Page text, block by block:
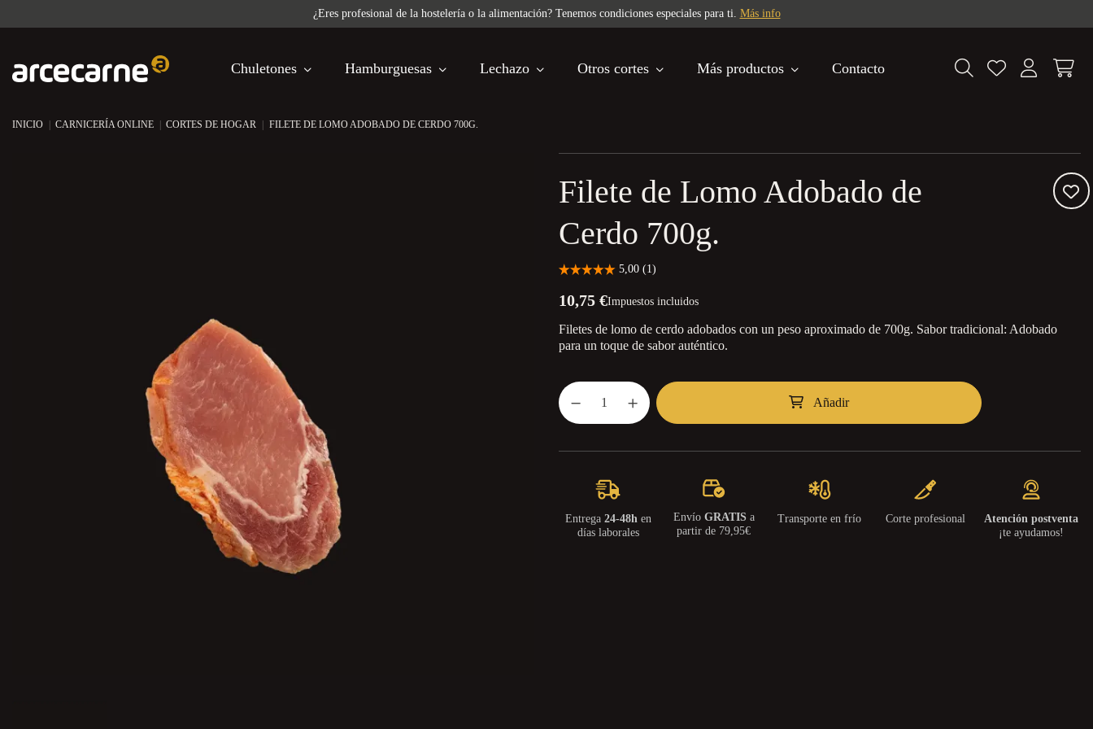
¿Eres profesional de la hostelería o la alimentación? Tenemos condiciones especiales para ti. Más info
Chuletones Hamburguesas Lechazo Otros cortes Más productos Contacto
INICIO CARNICERÍA ONLINE CORTES DE HOGAR FILETE DE LOMO ADOBADO DE CERDO 700G.
Filete de Lomo Adobado de
Cerdo 700g.
10,75 €Impuestos incluidos
Filetes de lomo de cerdo adobados con un peso aproximado de 700g. Sabor tradicional: Adobado
para un toque de sabor auténtico.
Añadir
Entrega 24-48hen
días laborales
Envío GRATISa
partir de 79,95€
Transporte en frío Corte profesional
Atención postventa
¡te ayudamos!